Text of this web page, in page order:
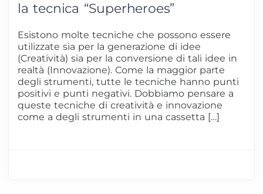
la tecnica “Superheroes”
Esistono molte tecniche che possono essere
utilizzate sia per la generazione di idee
(Creatività) sia per la conversione di tali idee in
realtà (Innovazione). Come la maggior parte
degli strumenti, tutte le tecniche hanno punti
positivi e punti negativi. Dobbiamo pensare a
queste tecniche di creatività e innovazione
come a degli strumenti in una cassetta […]